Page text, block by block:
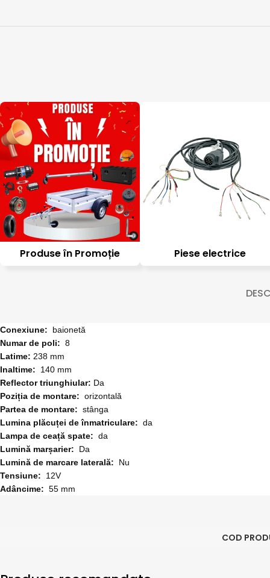
Produse în Promoție Piese electrice
Conexiune: baionetă
Numar de poli: 8
Latime: 238 mm
Inaltime: 140 mm
Reflector triunghiular: Da
Poziția de montare: orizontală
Partea de montare: stânga
Lumina plăcuței de înmatriculare: da
Lampa de ceață spate: da
Lumină marșarier:
Da
Lumină de marcare laterală: Nu
Tensiune:
12V
Adâncime: 55 mm
COD